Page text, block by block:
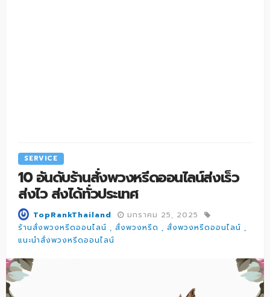
SERVICE
10 อันดับร้านสั่งพวงหรีดออนไลน์ส่งเร็ว
ส่งไว ส่งได้ทั่วประเทศ
TopRankThailand
มกราคม 25, 2025
ร้านสั่งพวงหรีดออนไลน์
สั่งพวงหรีด
สั่งพวงหรีดออนไลน์
แนะนำสั่งพวงหรีดออนไลน์